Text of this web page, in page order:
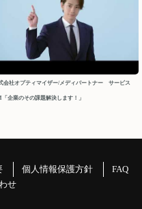
よろしくお願いいたしま
げます。
会社オプティマイザー/メディパートナー サービス
「企業のその課題解決します！」
個人情報保護方針
FAQ
せ